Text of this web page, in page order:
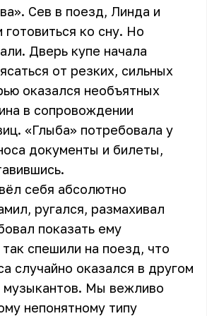
Сев в поезд, Линда и
ко сну. Но
Дверь купе начала
от резких, сильных
оказался необъятных
в сопровождении
«Глыба» потребовала у
документы и билеты,
себя абсолютно
ругался, размахивал
показать ему
спешили на поезд, что
случайно оказался в другом
музыкантов. Мы вежливо
непонятному типу